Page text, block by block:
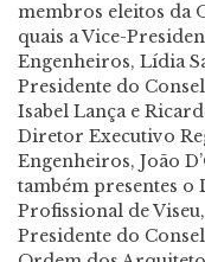
membros eleitos da
quais a Vice-
Engenheiros, Lídia
Presidente do
Isabel Lança e
Diretor Executivo
Engenheiros, João
também presentes
Profissional de
Presidente do